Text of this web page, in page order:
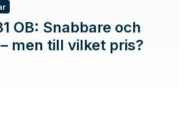
OB: Snabbare och
men till vilket pris?